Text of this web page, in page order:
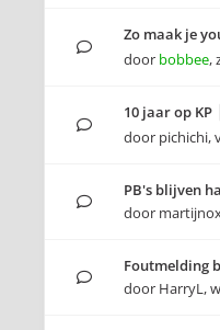
Zo maak je
door bobbee,
10 jaar op KP
door pichichi,
PB's blijven
door
Foutmelding
door HarryL,